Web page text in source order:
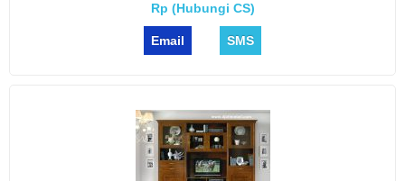
Rp (Hubungi CS)
Email SMS